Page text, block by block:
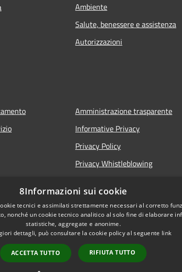
Ambiente
Salute, benessere e assistenza
Autorizzazioni
Amministrazione trasparente
Informative Privacy
Privacy Policy
Privacy Whistleblowing
Dichiarazione di accessibilità
Copyright © 2026 •
8Informazioni sui cookie
tecnici e assimilati strettamente necessari al corretto
nonché un cookie tecnico analitico al solo fine di elaborare
statistiche, aggregate e anonime.
dettagli, può consultare la cookie policy al seguente link
ACCETTA TUTTO RIFIUTA TUTTO